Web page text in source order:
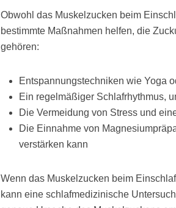
Obwohl das Muskelzucken beim
bestimmte Maßnahmen helfen, die
gehören:
Entspannungstechniken wie Yoga
Ein regelmäßiger Schlafrhythmus,
Die Vermeidung von Stress und
Die Einnahme von
verstärken kann
Wenn das Muskelzucken beim
kann eine schlafmedizinische